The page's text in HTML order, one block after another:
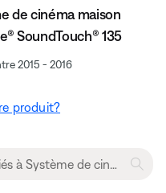
de cinéma maison
SoundTouch® 135
2015 - 2016
produit?